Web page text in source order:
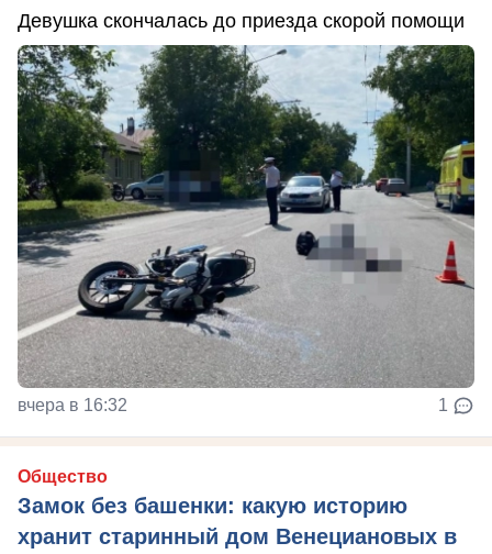
Девушка скончалась до приезда скорой помощи
вчера в 16:32 1
Общество
Замок без башенки: какую историю
хранит старинный дом Венециановых в